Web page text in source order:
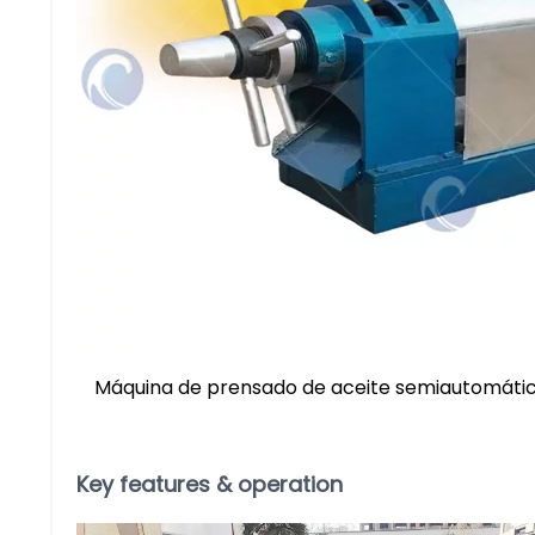
Máquina de prensado de aceite
​Key features & operation​